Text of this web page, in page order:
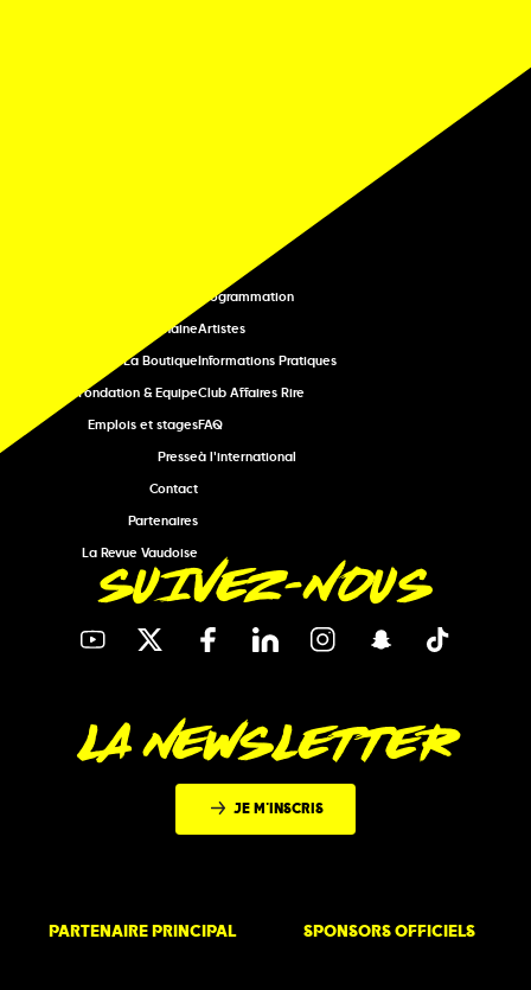
La chaine
La Boutique
Fondation & Equipe
Emplois et stages
Presse
Contact
Partenaires
La Revue Vaudoise
A propos
Programmation
Artistes
Informations Pratiques
Club Affaires Rire
FAQ
à l'international
SUIVEZ-NOUS
LA NEWSLETTER
JE M'INSCRIS
PARTENAIRE PRINCIPAL SPONSORS OFFICIELS